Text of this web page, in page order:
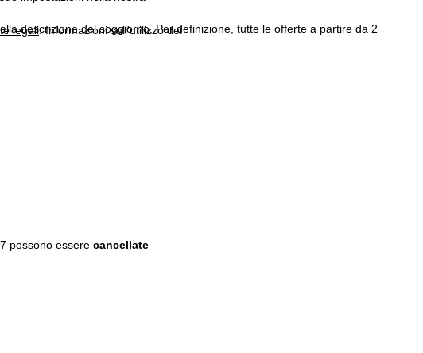
legali. Informazioni sull'utilizzo dei
descrizione del soggiorno. Per definizione, tutte le offerte a partire da 2
possono essere cancellate